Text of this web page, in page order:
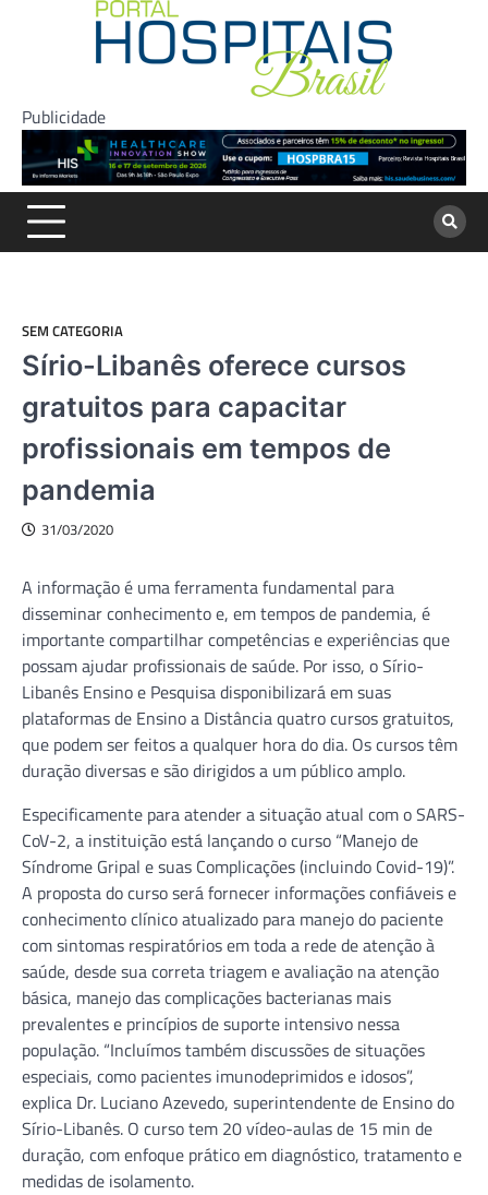
Publicidade
SEM CATEGORIA
Sírio-Libanês oferece cursos
gratuitos para capacitar
profissionais em tempos de
pandemia
31/03/2020
A informação é uma ferramenta fundamental para
disseminar conhecimento e, em tempos de pandemia, é
importante compartilhar competências e experiências que
possam ajudar profissionais de saúde. Por isso, o Sírio-
Libanês Ensino e Pesquisa disponibilizará em suas
plataformas de Ensino a Distância quatro cursos gratuitos,
que podem ser feitos a qualquer hora do dia. Os cursos têm
duração diversas e são dirigidos a um público amplo.
Especificamente para atender a situação atual com o SARS-
CoV-2, a instituição está lançando o curso “Manejo de
Síndrome Gripal e suas Complicações (incluindo Covid-19)”.
A proposta do curso será fornecer informações confiáveis e
conhecimento clínico atualizado para manejo do paciente
com sintomas respiratórios em toda a rede de atenção à
saúde, desde sua correta triagem e avaliação na atenção
básica, manejo das complicações bacterianas mais
prevalentes e princípios de suporte intensivo nessa
população. “Incluímos também discussões de situações
especiais, como pacientes imunodeprimidos e idosos”,
explica Dr. Luciano Azevedo, superintendente de Ensino do
Sírio-Libanês. O curso tem 20 vídeo-aulas de 15 min de
duração, com enfoque prático em diagnóstico, tratamento e
medidas de isolamento.